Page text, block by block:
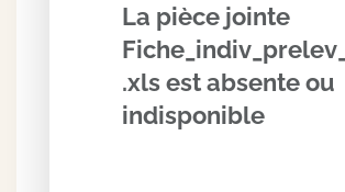
La pièce jointe
.xls est absente ou
indisponible